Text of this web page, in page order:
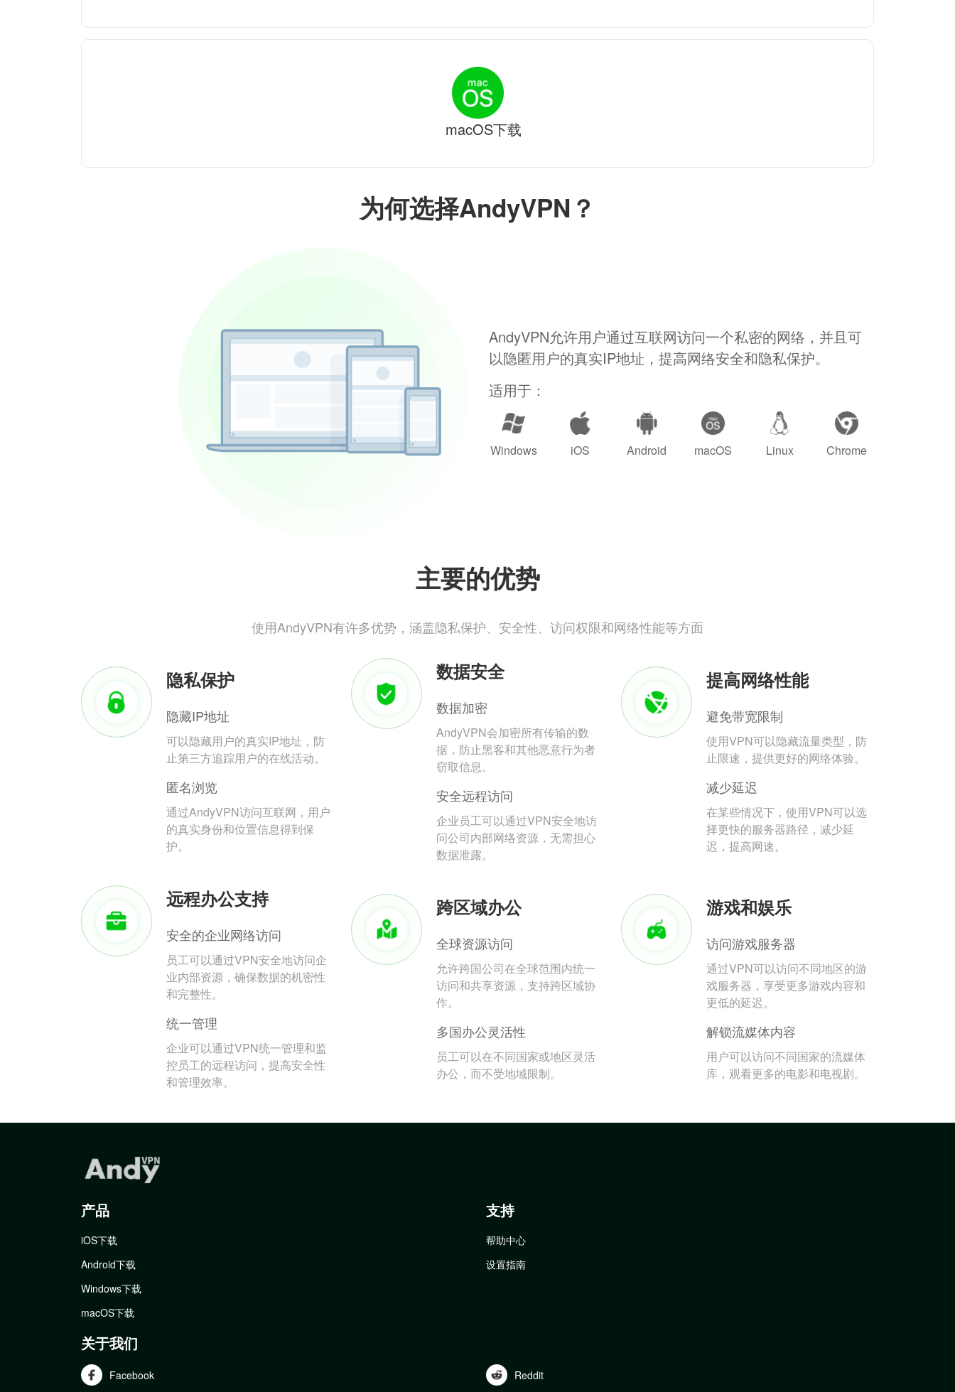
为何选择AndyVPN？
AndyVPN允许用户通过互联网访问一个私密的网络，并且可
以隐匿用户的真实IP地址，提高网络安全和隐私保护。
适用于：
Windows iOS Android macOS Linux Chrome
主要的优势
使用AndyVPN有许多优势，涵盖隐私保护、安全性、访问权限和网络性能等方面
隐私保护
隐藏IP地址
可以隐藏用户的真实IP地址，防
止第三方追踪用户的在线活动。
匿名浏览
通过AndyVPN访问互联网，用户
的真实身份和位置信息得到保
护。
数据安全
数据加密
AndyVPN会加密所有传输的数
据，防止黑客和其他恶意行为者
窃取信息。
安全远程访问
企业员工可以通过VPN安全地访
问公司内部网络资源，无需担心
数据泄露。
提高网络性能
避免带宽限制
使用VPN可以隐藏流量类型，防
止限速，提供更好的网络体验。
减少延迟
在某些情况下，使用VPN可以选
择更快的服务器路径，减少延
迟，提高网速。
远程办公支持
安全的企业网络访问
员工可以通过VPN安全地访问企
业内部资源，确保数据的机密性
和完整性。
统一管理
企业可以通过VPN统一管理和监
控员工的远程访问，提高安全性
和管理效率。
跨区域办公
全球资源访问
允许跨国公司在全球范围内统一
访问和共享资源，支持跨区域协
作。
多国办公灵活性
员工可以在不同国家或地区灵活
办公，而不受地域限制。
游戏和娱乐
访问游戏服务器
通过VPN可以访问不同地区的游
戏服务器，享受更多游戏内容和
更低的延迟。
解锁流媒体内容
用户可以访问不同国家的流媒体
库，观看更多的电影和电视剧。
macOS下载
产品
iOS下载
Android下载
Windows下载
macOS下载
支持
帮助中心
设置指南
关于我们
Facebook Reddit